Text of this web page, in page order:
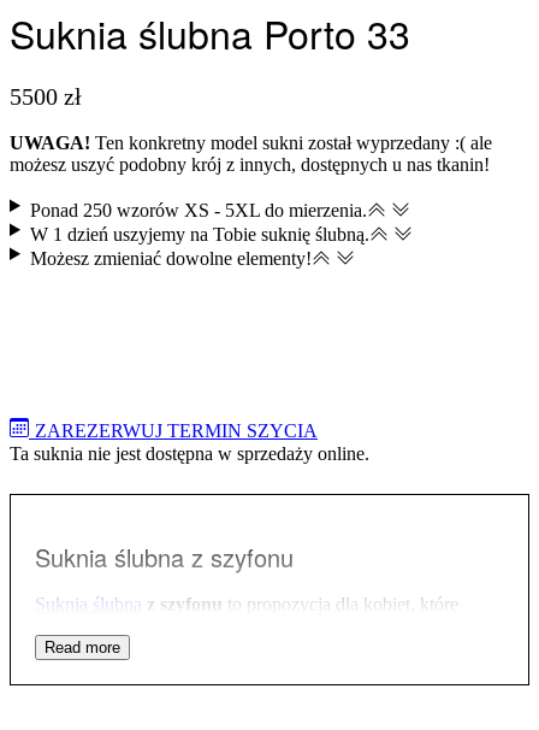
Suknia ślubna Porto 33
5500 zł
UWAGA! Ten konkretny model sukni został wyprzedany :( ale
możesz uszyć podobny krój z innych, dostępnych u nas tkanin!
Ponad 250 wzorów XS - 5XL do mierzenia.
W 1 dzień uszyjemy na Tobie suknię ślubną.
Możesz zmieniać dowolne elementy​!
ZAREZERWUJ TERMIN SZYCIA
Ta suknia nie jest dostępna w sprzedaży online.
Suknia ślubna z szyfonu
Suknia ślubna z szyfonu to propozycja dla kobiet, które
stylizacji pozbawionej większych ozdób.
Ten rodzaj wycięcia przepięknie eksponuje obojczyki i